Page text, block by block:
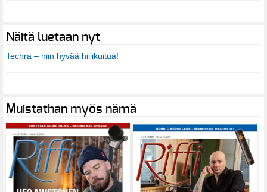
Näitä luetaan nyt
Techra – niin hyvää hiilikuitua!
Muistathan myös nämä